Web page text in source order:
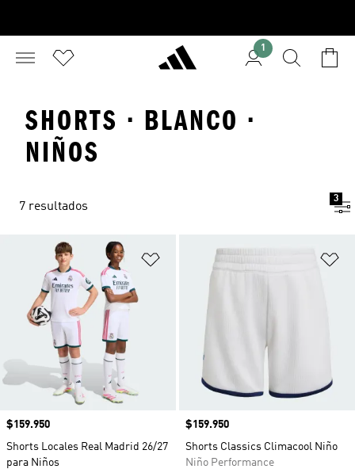
1
SHORTS · BLANCO ·
NIÑOS
7 resultados
3
Añadir a la lista de deseos
Precio
$159.950
Shorts Locales Real Madrid 26/27
para Niños
Precio
$159.950
Shorts Classics Climacool Niño
Niño Performance